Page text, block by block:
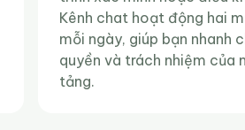
Kênh chat hoạt động hai
mỗi ngày, giúp bạn nhanh
quyền và trách nhiệm của
tảng.